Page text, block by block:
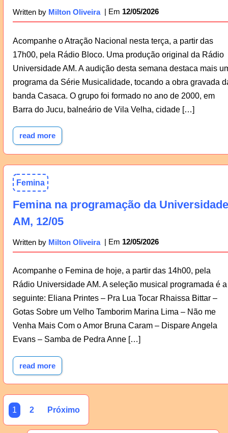
Written by Milton Oliveira 12/05/2026
Acompanhe o Atração Nacional nesta terça, a partir das
17h00, pela Rádio Bloco. Uma produção original da Rádio
Universidade AM. A audição desta semana destaca mais
programa da Série Musicalidade, tocando a obra gravada
banda Casaca. O grupo foi formado no ano de 2000, em
Barra do Jucu, balneário de Vila Velha, cidade […]
read more
Femina
Femina na programação da Universidade
AM, 12/05
Written by Milton Oliveira 12/05/2026
Acompanhe o Femina de hoje, a partir das 14h00, pela
Rádio Universidade AM. A seleção musical programada é a
seguinte: Eliana Printes – Pra Lua Tocar Rhaissa Bittar –
Gotas Sobre um Velho Tamborim Marina Lima – Não me
Venha Mais Com o Amor Bruna Caram – Dispare Angela
Evans – Samba de Pedra Anne […]
read more
1 2 Próximo